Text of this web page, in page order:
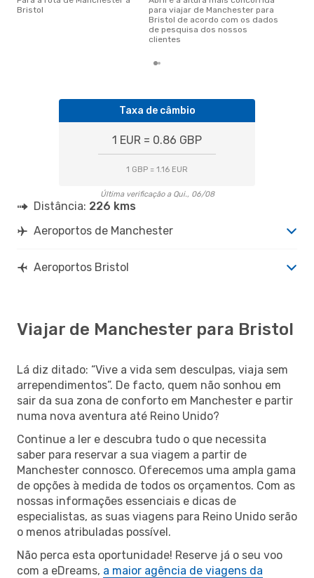
Bristol
para viajar de Manchester para
Bristol de acordo com os dados
de pesquisa dos nossos
clientes
Taxa de câmbio
1 EUR = 0.86 GBP
1 GBP = 1.16 EUR
Última verificação a Qui., 06/08
Distância: 226 kms
Aeroportos de Manchester
Aeroportos Bristol
Viajar de Manchester para Bristol
Lá diz ditado: “Vive a vida sem desculpas, viaja sem
arrependimentos”. De facto, quem não sonhou em
sair da sua zona de conforto em Manchester e partir
numa nova aventura até Reino Unido?
Continue a ler e descubra tudo o que necessita
saber para reservar a sua viagem a partir de
Manchester connosco. Oferecemos uma ampla gama
de opções à medida de todos os orçamentos. Com as
nossas informações essenciais e dicas de
especialistas, as suas viagens para Reino Unido serão
o menos atribuladas possível.
Não perca esta oportunidade! Reserve já o seu voo
com a eDreams, a maior agência de viagens da